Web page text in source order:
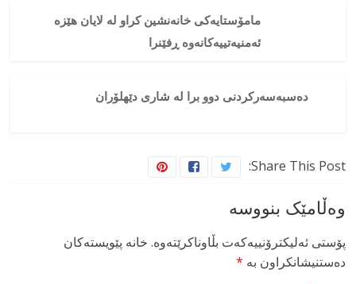
مامۆستایەکی خانەنشین کراو لە لایان هێزە
ئەمنیەتییەکانەوە ڕفێنرا
دەسبەسەرکردنی دوو برا لە شاری دێهلۆران
Share This Post:
وەڵامێک بنووسە
پۆستی ئەلیکترۆنییەکەت بڵاوناکرێتەوە. خانە پێویستەکان
دەستنیشانکراون بە *